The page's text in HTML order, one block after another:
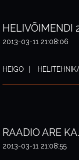
HELIVÕIMENDI
2013-03-11 21:08:06
HEIGO
RAADIO ARE
2013-03-11 21:08:55